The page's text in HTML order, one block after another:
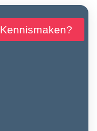
Kennismaken?